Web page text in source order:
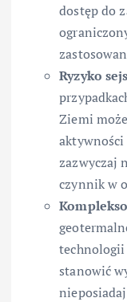
dostęp do
Ryzyko
Ziemi
zazwyczaj
czynnik w
technologii
stanowić